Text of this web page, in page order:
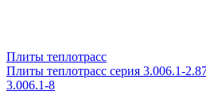
Плиты теплотрасс
Плиты теплотрасс серия 3.006.1-
3.006.1-8